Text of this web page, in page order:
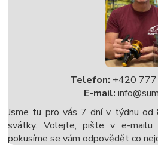
Telefon: +420
E-mail:
Jsme tu pro vás 7 dní v týdnu od
svátky. Volejte, pište v e-mailu
pokusíme se vám odpovědět co